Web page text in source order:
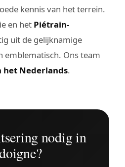
kennis van het terrein.
en het Piétrain-
uit de gelijknamige
emblematisch. Ons team
het Nederlands.
nodig in